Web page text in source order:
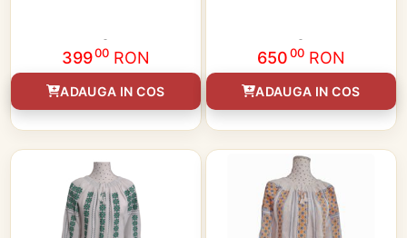
39900 RON
ADAUGA IN COS
65000 RON
ADAUGA IN COS